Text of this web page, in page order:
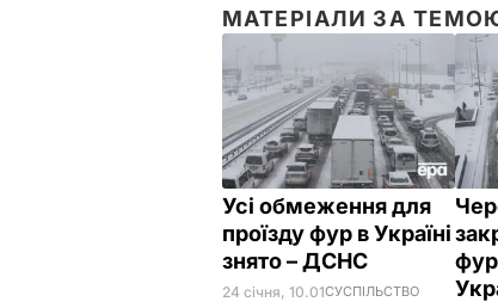
МАТЕРІАЛИ ЗА
Усі обмеження для
проїзду фур в Україні
знято – ДСНС
24 січня, 10.01СУСПІЛЬСТВО
фур